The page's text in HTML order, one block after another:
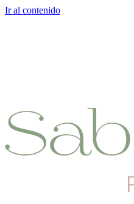
Ir al contenido